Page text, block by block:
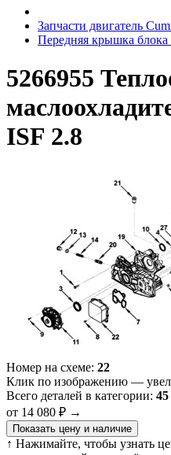
Запчасти двигатель
Передняя крышка
5266955
ISF 2.8
Номер на схеме: 22
Клик по изображению —
Всего деталей в категории: 45
от 14 080 ₽ →
Показать цену и наличие
↑ Нажимайте, чтобы узнать